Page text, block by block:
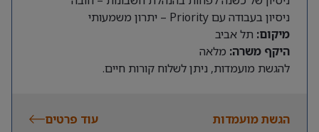
ניסיון בעבודה עם Priority – יתרון משמעותי
מיקום: תל אביב
היקף משרה: מלאה
להגשת מועמדות, ניתן לשלוח קורות חיים.
הגשת מועמדות עוד פרטים